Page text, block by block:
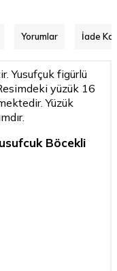
Yorumlar İade
Yusufçuk figürlü
yüzük 16
Yüzük
Böcekli